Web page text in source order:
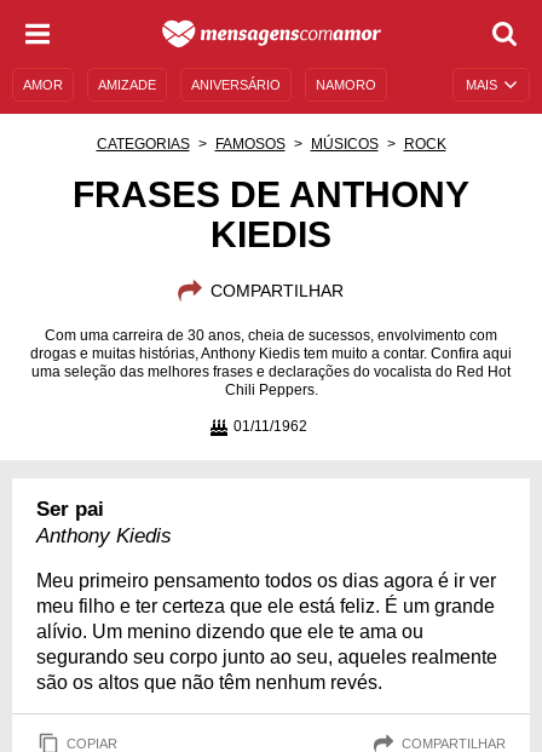
MAIS
AMOR AMIZADE ANIVERSÁRIO NAMORO
MENSAGENS DE ANIVERSÁRIO
CATEGORIAS FAMOSOS MÚSICOS ROCK
FRASES DE ANTHONY
KIEDIS
COMPARTILHAR
Com uma carreira de 30 anos, cheia de sucessos, envolvimento com
drogas e muitas histórias, Anthony Kiedis tem muito a contar. Confira aqui
uma seleção das melhores frases e declarações do vocalista do Red Hot
Chili Peppers.
01/11/1962
Ser pai
Anthony Kiedis
Meu primeiro pensamento todos os dias agora é ir ver
meu filho e ter certeza que ele está feliz. É um grande
alívio. Um menino dizendo que ele te ama ou
segurando seu corpo junto ao seu, aqueles realmente
são os altos que não têm nenhum revés.
COPIAR COMPARTILHAR